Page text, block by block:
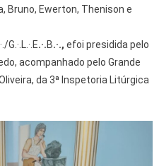
Bruno, Ewerton, Thenison e
G.·.L.·.E.·.B.·., efoi presidida pelo
acompanhado pelo Grande
da 3ª Inspetoria Litúrgica